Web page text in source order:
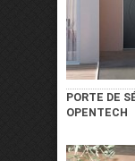
PORTE DE
OPENTECH